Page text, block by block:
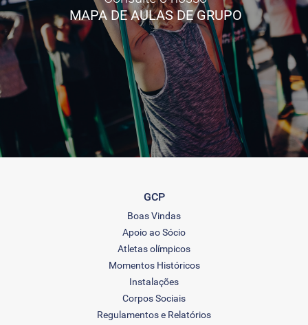
MAPA DE AULAS DE GRUPO
GCP
Boas Vindas
Apoio ao Sócio
Atletas olímpicos
Momentos Históricos
Instalações
Corpos Sociais
Regulamentos e Relatórios